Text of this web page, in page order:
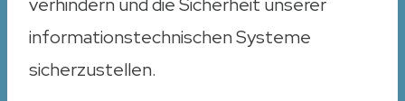
informationstechnischen Systeme
sicherzustellen.